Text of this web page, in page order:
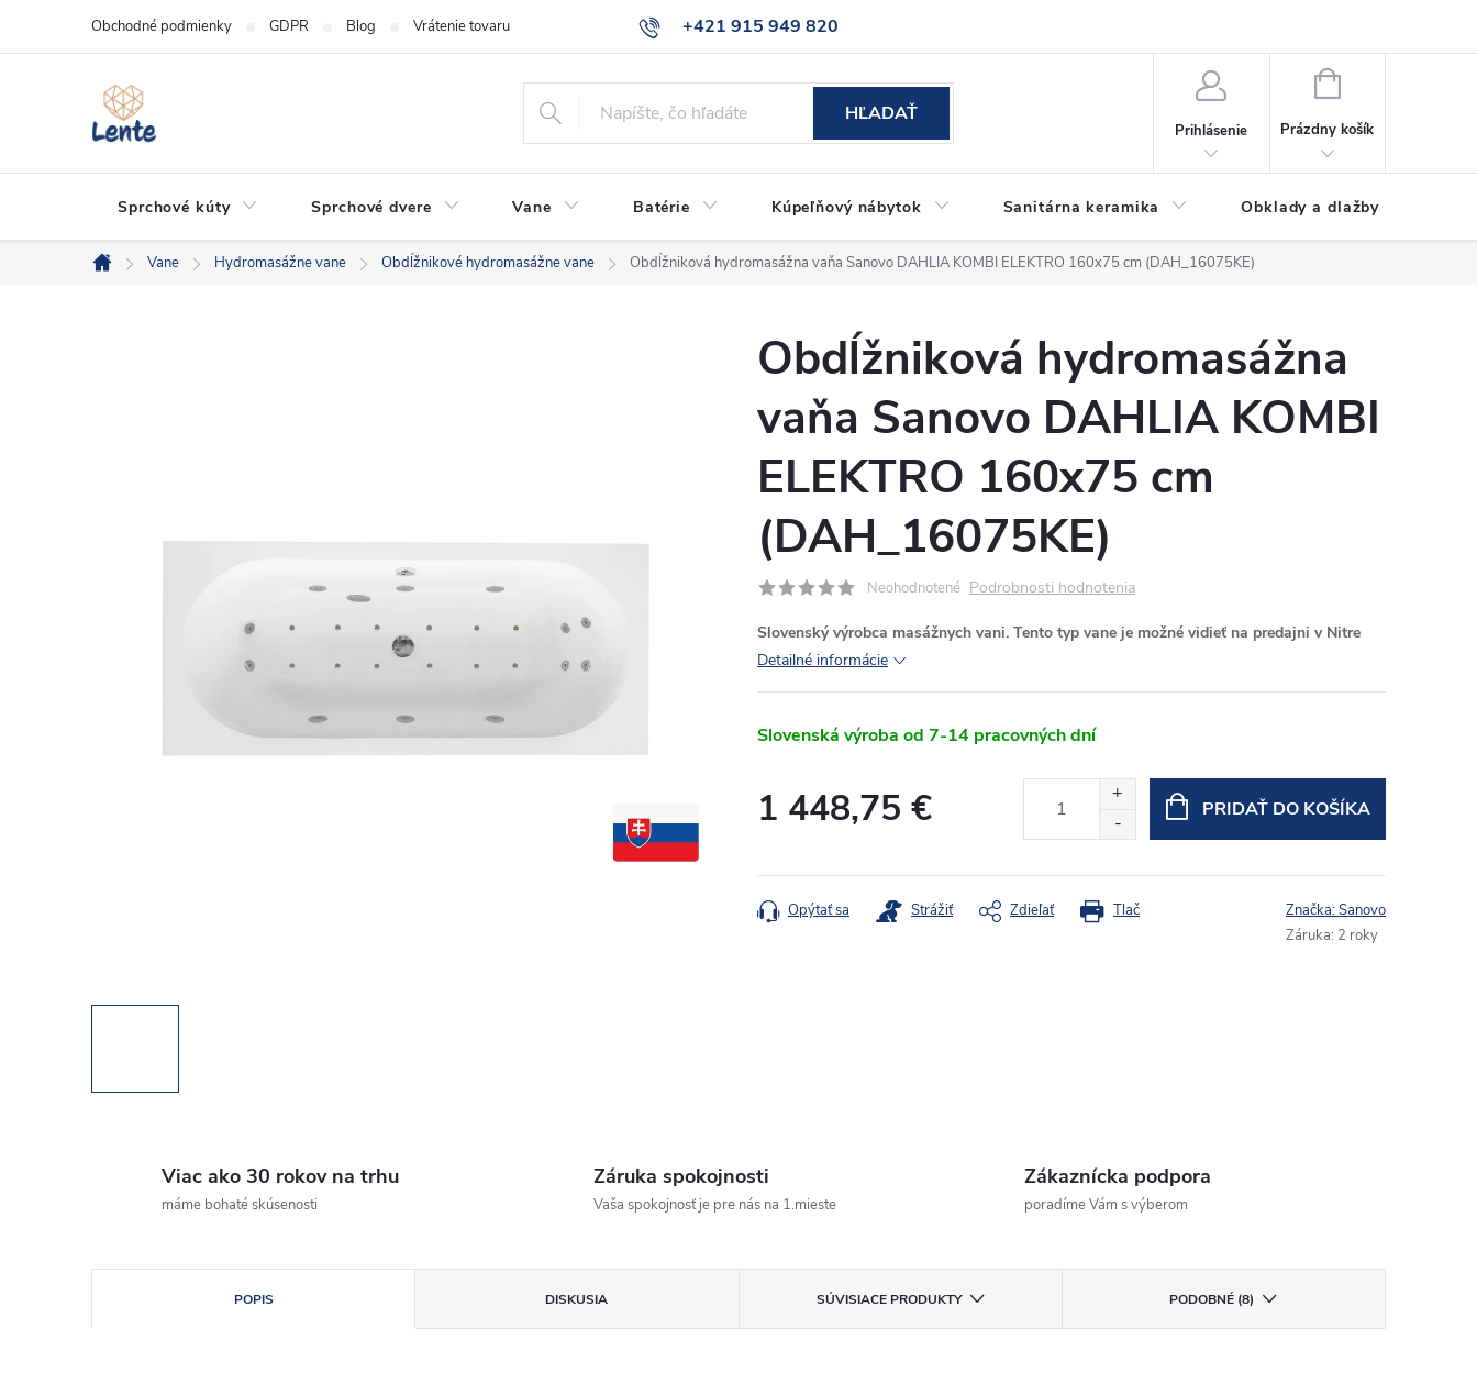
+421 915 949 820
Obchodné podmienky GDPR Blog Vrátenie tovaru
HĽADAŤ
Prihlásenie
NÁKUPNÝ
Prázdny košík
Sprchové kúty Sprchové dvere Vane Batérie Kúpeľňový nábytok Sanitárna keramika Obklady a dlažby
Domov
Vane Hydromasážne vane Obdĺžnikové hydromasážne vane Obdĺžniková hydromasážna vaňa Sanovo DAHLIA KOMBI ELEKTRO 160x75 cm (DAH_16075KE)
Obdĺžniková hydromasážna
vaňa Sanovo DAHLIA KOMBI
ELEKTRO 160x75 cm
(DAH_16075KE)
Neohodnotené Podrobnosti hodnotenia
Slovenský výrobca masážnych vani. Tento typ vane je možné vidieť na predajni v Nitre
Detailné informácie
Slovenská výroba od 7-14 pracovných dní
1 448,75 € PRIDAŤ DO KOŠÍKA
Tlač
Opýtať sa Strážiť Zdieľať Značka:Sanovo
Záruka: 2 roky
Viac ako 30 rokov na trhu
máme bohaté skúsenosti
Záruka spokojnosti
Vaša spokojnosť je pre nás na 1.mieste
Zákaznícka podpora
poradíme Vám s výberom
POPIS DISKUSIA SÚVISIACE PRODUKTY PODOBNÉ (8)